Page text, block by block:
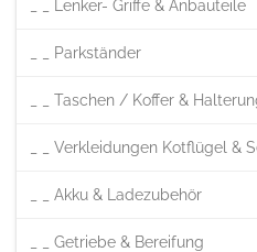
_ _ Lenker- Griffe & Anbauteile
_ _ Parkständer
_ _ Taschen / Koffer &
_ _ Verkleidungen Kotflügel &
_ _ Akku & Ladezubehör
_ _ Getriebe & Bereifung